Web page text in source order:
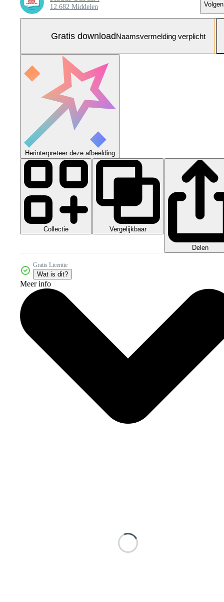
12.682 Middelen Volgen
Gratis downloadNaamsvermelding verplicht
Herinterpreteer deze afbeelding
Collectie Vergelijkbaar
Delen
Gratis Licentie
Wat is dit?
Meer info